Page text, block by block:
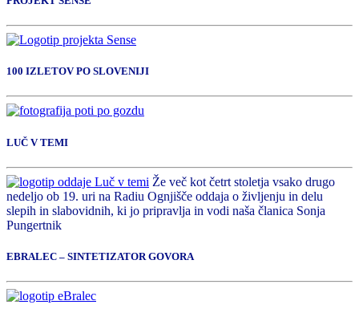
100 IZLETOV PO SLOVENIJI
LUČ V TEMI
Že več kot četrt stoletja vsako drugo
nedeljo ob 19. uri na Radiu Ognjišče oddaja o življenju in delu
slepih in slabovidnih, ki jo pripravlja in vodi naša članica Sonja
Pungertnik
EBRALEC – SINTETIZATOR GOVORA